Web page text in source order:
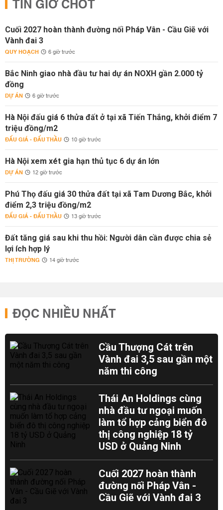
TIN GIỜ CHÓT
Cuối 2027 hoàn thành đường nối Pháp Vân - Cầu Giẽ với
Vành đai 3
QUY HOẠCH 6 giờ trước
Bắc Ninh giao nhà đầu tư hai dự án NOXH gần 2.000 tỷ
đồng
DỰ ÁN 6 giờ trước
Hà Nội đấu giá 6 thửa đất ở tại xã Tiến Thắng, khởi điểm 7
triệu đồng/m2
ĐẤU GIÁ - ĐẤU THẦU 10 giờ trước
Hà Nội xem xét gia hạn thủ tục 6 dự án lớn
DỰ ÁN 12 giờ trước
Phú Thọ đấu giá 30 thửa đất tại xã Tam Dương Bắc, khởi
điểm 2,3 triệu đồng/m2
ĐẤU GIÁ - ĐẤU THẦU 13 giờ trước
Đất tăng giá sau khi thu hồi: Người dân cần được chia sẻ
lợi ích hợp lý
THỊ TRƯỜNG 14 giờ trước
ĐỌC NHIỀU NHẤT
Cầu Thượng Cát trên
Vành đai 3,5 sau gần một
năm thi công
Thái An Holdings cùng
nhà đầu tư ngoại muốn
làm tổ hợp cảng biển đô
thị công nghiệp 18 tỷ
USD ở Quảng Ninh
Cuối 2027 hoàn thành
đường nối Pháp Vân -
Cầu Giẽ với Vành đai 3